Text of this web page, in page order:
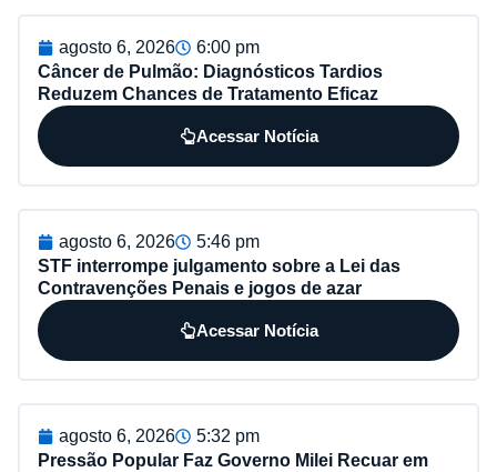
agosto 6, 2026
6:00 pm
Câncer de Pulmão: Diagnósticos Tardios
Reduzem Chances de Tratamento Eficaz
Acessar Notícia
agosto 6, 2026
5:46 pm
STF interrompe julgamento sobre a Lei das
Contravenções Penais e jogos de azar
Acessar Notícia
agosto 6, 2026
5:32 pm
Pressão Popular Faz Governo Milei Recuar em